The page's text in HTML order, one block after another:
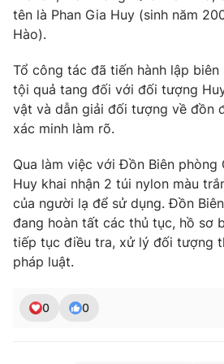
THỜI BÁO VTV
Theo dõi báo trên
Cơ quan chủ quản:Đài Truyền hình
Cơ quan báo chí:Thời báo VTV
Giấy phép hoạt động báo in và báo
cấp ngày 29/12/2023
Phó Tổng Biên tập:
Nguyễn Thị Mỹ
tên là Phan Gia Huy (sinh năm
Hào).
Tổ công tác đã tiến hành lập
tội quả tang đối với đối tượng
vật và dẫn giải đối tượng về đồn
xác minh làm rõ.
Qua làm việc với Đồn Biên phòng
Huy khai nhận 2 túi nylon màu
của người lạ để sử dụng. Đồn
đang hoàn tất các thủ tục, hồ sơ
tiếp tục điều tra, xử lý đối tượng
pháp luật.
0 0